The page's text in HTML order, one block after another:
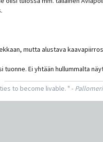
mutta alustava
Ei yhtään hullummalta
to become livable. " - Pallomeri